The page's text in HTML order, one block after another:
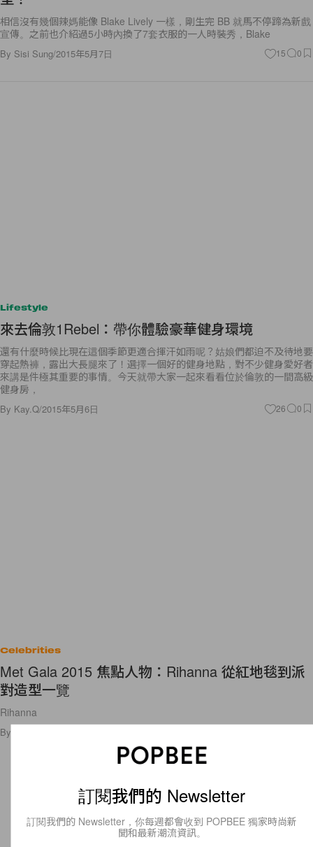
相信沒有幾個辣媽能像 Blake Lively 一樣，剛生完 BB 就馬不停蹄為新戲
宣傳。之前也介紹過5小時內換了7套衣服的一人時裝秀，Blake
By Sisi Sung/2015年5月7日 15 0
Lifestyle
來去倫敦1Rebel：帶你體驗豪華健身環境
還有什麼時候比現在這個季節更適合揮汗如雨呢？姑娘們都迫不及待地要
穿起熱褲，露出大長腿來了！選擇一個好的健身地點，對不少健身愛好者
來講是件極其重要的事情。今天就帶大家一起來看看位於倫敦的一間高級
健身房，
By Kay.Q/2015年5月6日 26 0
Celebrities
Met Gala 2015 焦點人物：Rihanna 從紅地毯到派
對造型一覽
Rihanna
By
訂閱我們的 Newsletter
訂閱我們的 Newsletter，你每週都會收到 POPBEE 獨家時尚新
聞和最新潮流資訊。